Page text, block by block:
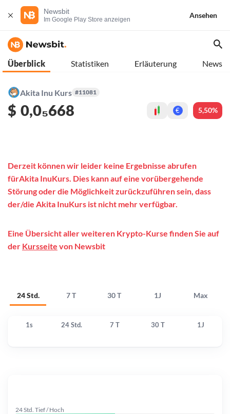
Newsbit
Im Google Play Store anzeigen
Ansehen
Überblick Statistiken Erläuterung News
Akita Inu Kurs #11081
$ 0,0₅668 € 5,50%
24 Std. 7 T 30 T 1J Max
Derzeit können wir leider keine Ergebnisse abrufen
fürAkita InuKurs. Dies kann auf eine vorübergehende
Störung oder die Möglichkeit zurückzuführen sein, dass
der/die Akita InuKurs ist nicht mehr verfügbar.
Eine Übersicht aller weiteren Krypto-Kurse finden Sie auf
der Kursseite von Newsbit
1s 24 Std. 7 T 30 T 1J
24 Std. Tief / Hoch